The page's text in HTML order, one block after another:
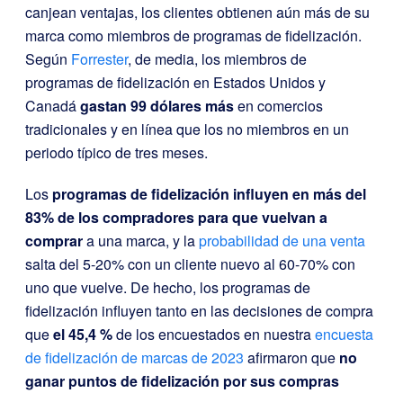
canjean ventajas, los clientes obtienen aún más de su
marca como miembros de programas de fidelización.
Según Forrester, de media, los miembros de
programas de fidelización en Estados Unidos y
Canadágastan 99 dólares másen comercios
tradicionales y en línea que los no miembros en un
periodo típico de tres meses.
Los programas de fidelización influyen en más del
83% de los compradores para que vuelvan a
comprara una marca, y laprobabilidad de una venta
salta del 5-20% con un cliente nuevo al 60-70% con
uno que vuelve. De hecho, los programas de
fidelización influyen tanto en las decisiones de compra
queel 45,4 %de los encuestados en nuestraencuesta
de fidelización de marcas de 2023 afirmaron que no
ganar puntos de fidelización por sus compras